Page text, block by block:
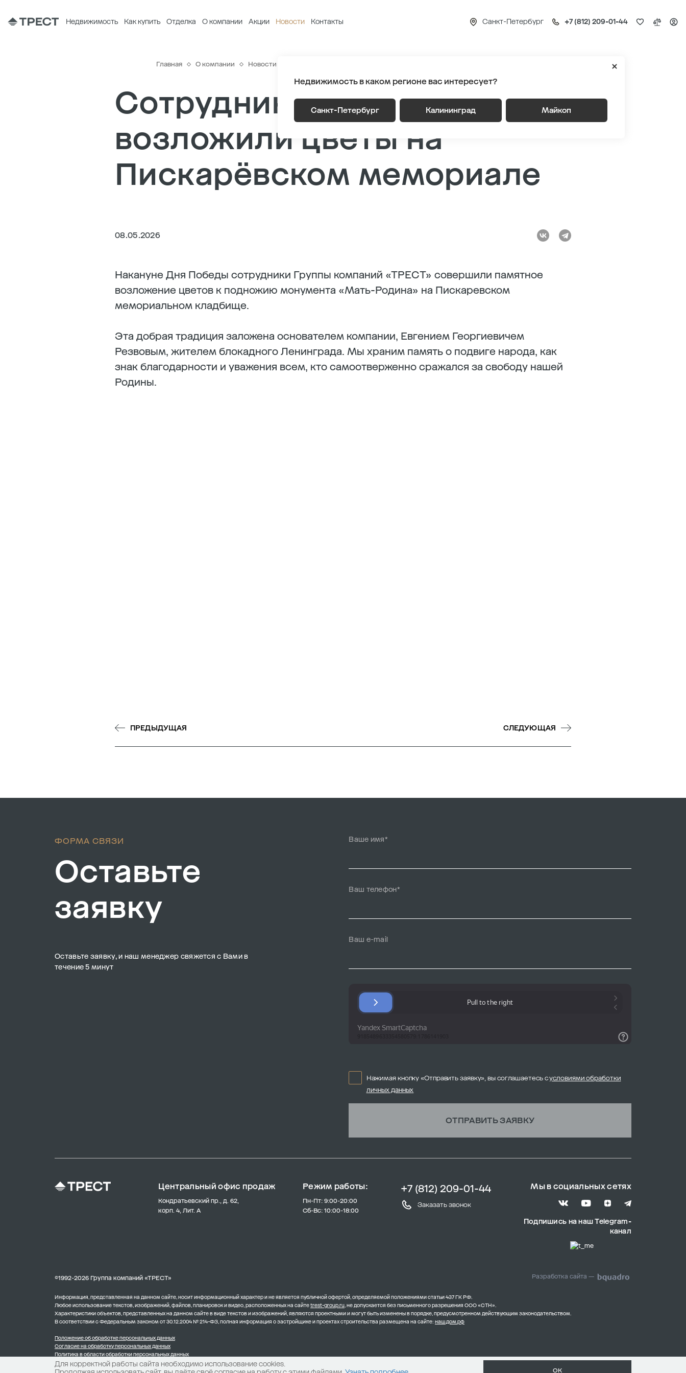
Недвижимость Как купить Отделка О компании Акции Новости Контакты Санкт-Петербург +7 (812) 209-01-44
Недвижимость в каком регионе вас интересует?
Санкт-Петербург Калининград Майкоп
Главная О компании Новости
Сотрудники ГК «ТРЕСТ»
возложили цветы на
Пискарёвском мемориале
08.05.2026
Накануне Дня Победы сотрудники Группы компаний «ТРЕСТ» совершили памятное
возложение цветов к подножию монумента «Мать-Родина» на Пискаревском
мемориальном кладбище.
Эта добрая традиция заложена основателем компании, Евгением Георгиевичем
Резвовым, жителем блокадного Ленинграда. Мы храним память о подвиге народа, как
знак благодарности и уважения всем, кто самоотверженно сражался за свободу нашей
Родины.
ПРЕДЫДУЩАЯ СЛЕДУЮЩАЯ
ФОРМА СВЯЗИ
Оставьте
заявку
Оставьте заявку, и наш менеджер свяжется с Вами в
течение 5 минут
Ваше имя*
Ваш телефон*
Ваш e-mail
Нажимая кнопку «Отправить заявку», вы соглашаетесь сусловиями обработки
личных данных
ОТПРАВИТЬ ЗАЯВКУ
Центральный офис продаж
Кондратьевский пр., д. 62,
корп. 4, Лит. А
Режим работы:
Пн-Пт: 9:00-20:00
Сб-Вс: 10:00-18:00
+7 (812) 209-01-44
Заказать звонок
Мы в социальных сетях
Подпишись на наш Telegram-
канал
©1992-2026 Группа компаний «ТРЕСТ» Разработка сайта —
Информация, представленная на данном сайте, носит информационный характер и не является публичной офертой, определяемой положениями статьи 437 ГК РФ.
Любое использование текстов, изображений, файлов, планировок и видео, расположенных на сайтеtrest-group.ru, не допускается без письменного разрешения ООО «СТН».
Характеристики объектов, представленных на данном сайте в виде текстов и изображений, являются проектными и могут быть изменены в порядке, предусмотренном действующим законодательством.
В соответствии с Федеральным законом от 30.12.2004 № 214-ФЗ, полная информация о застройщике и проектах строительства размещена на сайте: наш.дом.рф
Положение об обработке персональных данных
Согласие на обработку персональных данных
Политика в области обработки персональных данных
Для корректной работы сайта необходимо использование cookies.
ОК